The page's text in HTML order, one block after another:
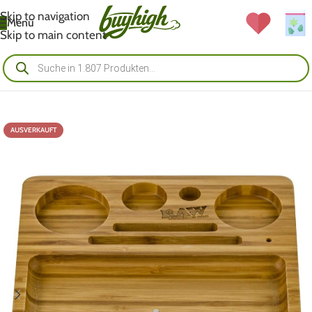
Skip to navigation
Skip to main content
Menü
AUSVERKAUFT